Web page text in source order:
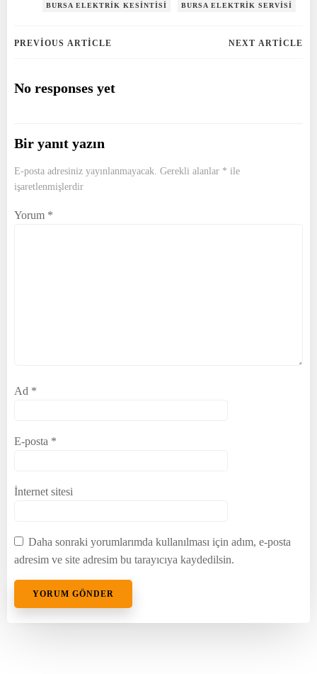
BURSA ELEKTRIK KESINTISI BURSA ELEKTRIK SERVISI
Post
navigation
PREVIOUS ARTICLE NEXT ARTICLE
No responses yet
Bir yanıt yazın
E-posta adresiniz yayınlanmayacak. Gerekli alanlar * ile
işaretlenmişlerdir
Yorum *
Ad *
E-posta *
İnternet sitesi
Daha sonraki yorumlarımda kullanılması için adım, e-posta
adresim ve site adresim bu tarayıcıya kaydedilsin.